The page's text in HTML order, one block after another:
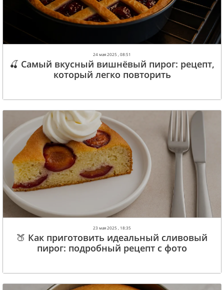
24 мая 2025 , 08:51
🍒 Самый вкусный вишнёвый пирог: рецепт,
который легко повторить
23 мая 2025 , 18:35
🍑 Как приготовить идеальный сливовый
пирог: подробный рецепт с фото